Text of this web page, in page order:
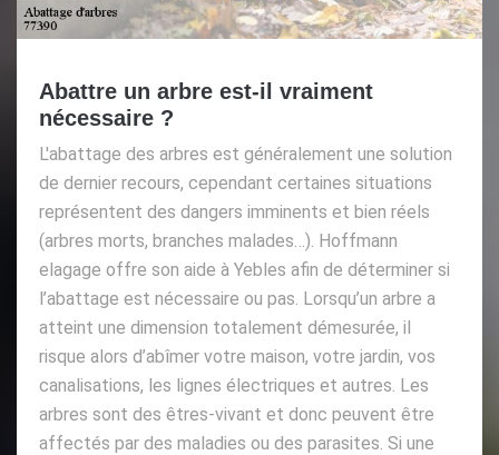
Abattre un arbre est-il vraiment
nécessaire ?
L'abattage des arbres est généralement une solution
de dernier recours, cependant certaines situations
représentent des dangers imminents et bien réels
(arbres morts, branches malades…). Hoffmann
elagage offre son aide à Yebles afin de déterminer si
l’abattage est nécessaire ou pas. Lorsqu’un arbre a
atteint une dimension totalement démesurée, il
risque alors d’abîmer votre maison, votre jardin, vos
canalisations, les lignes électriques et autres. Les
arbres sont des êtres-vivant et donc peuvent être
affectés par des maladies ou des parasites. Si une